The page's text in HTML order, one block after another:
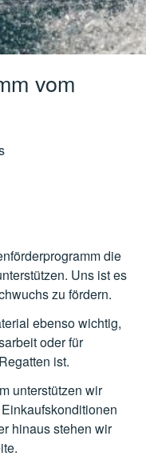
vom
die
Uns ist es
zu fördern.
ebenso wichtig,
oder für
ist.
unterstützen wir
hinaus stehen wir